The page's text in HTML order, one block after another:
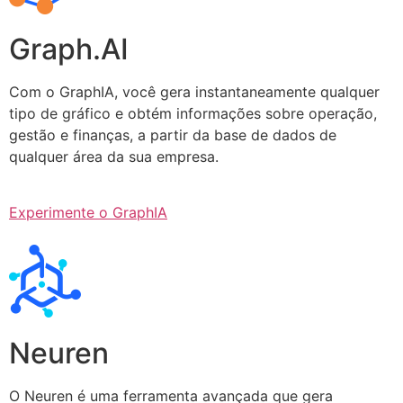
Graph.AI
Com o GraphIA, você gera instantaneamente qualquer
tipo de gráfico e obtém informações sobre operação,
gestão e finanças, a partir da base de dados de
qualquer área da sua empresa.
Experimente o GraphIA
Neuren
O Neuren é uma ferramenta avançada que gera